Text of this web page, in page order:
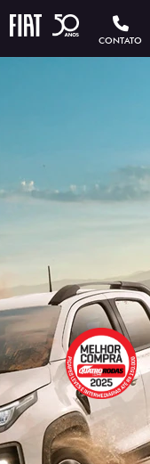
CONTATO